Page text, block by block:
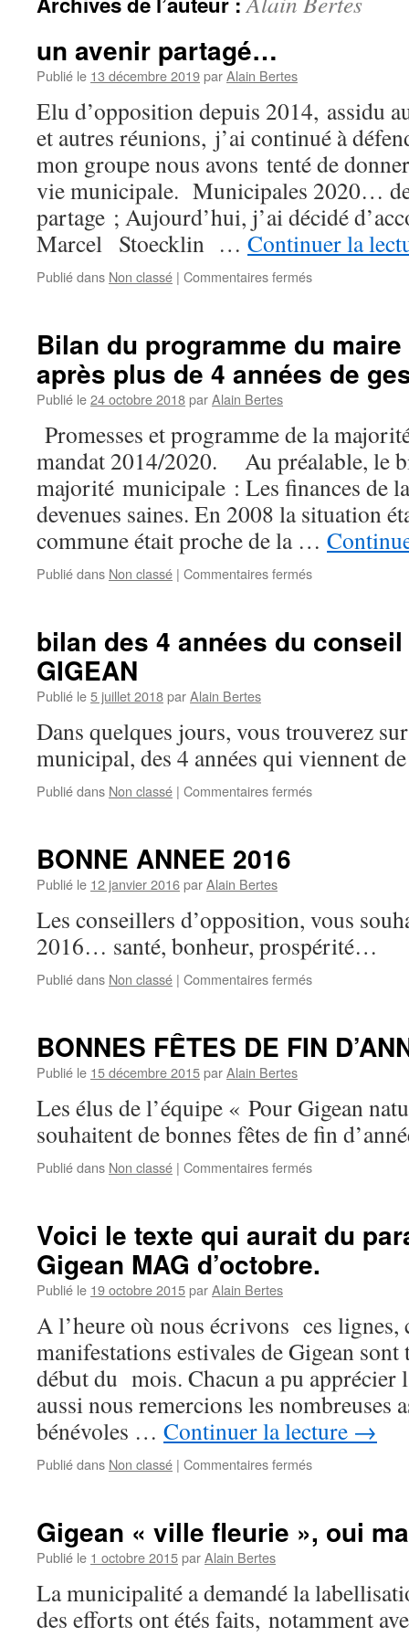
un avenir partagé…
Publié le 13 décembre 2019parAlain Bertes
Elu d’opposition depuis 2014, assidu
et autres réunions, j’ai continué à
mon groupe nous avons tenté de
vie municipale. Municipales 2020…
partage ; Aujourd’hui, j’ai décidé
Marcel Stoecklin … Continuer la
Publié dans Non classé | Commentaires fermés
Bilan du programme du
après plus de 4 années de
Publié le24 octobre 2018parAlain Bertes
Promesses et programme de la
mandat 2014/2020. Au préalable, le
majorité municipale : Les finances de
devenues saines. En 2008 la situation
commune était proche de la …
Publié dans Non classé | Commentaires fermés
du
équipe
après
bilan des 4 années du
GIGEAN
Publié le5 juillet 2018parAlain Bertes
Dans quelques jours, vous trouverez
municipal, des 4 années qui viennent
Publié dans Non classé | Commentaires fermés
municipal
de
GIGEAN
BONNE ANNEE 2016
Publié le 12 janvier 2016parAlain Bertes
Les conseillers d’opposition, vous
2016… santé, bonheur, prospérité…
Publié dans Non classé | Commentaires fermés
2016
BONNES FÊTES DE FIN
Publié le 15 décembre 2015parAlain Bertes
Les élus de l’équipe « Pour Gigean
souhaitent de bonnes fêtes de fin
Publié dans Non classé | Commentaires fermés
FIN
Voici le texte qui aurait du
Gigean MAG d’octobre.
Publié le 19 octobre 2015parAlain Bertes
A l’heure où nous écrivons ces lignes,
manifestations estivales de Gigean
début du mois. Chacun a pu apprécier
aussi nous remercions les nombreuses
bénévoles … Continuer la lecture →
Publié dans Non classé | Commentaires fermés
qui
paraître
le
Gigean « ville fleurie », oui
Publié le 1 octobre 2015parAlain Bertes
La municipalité a demandé la
des efforts ont étés faits, notamment